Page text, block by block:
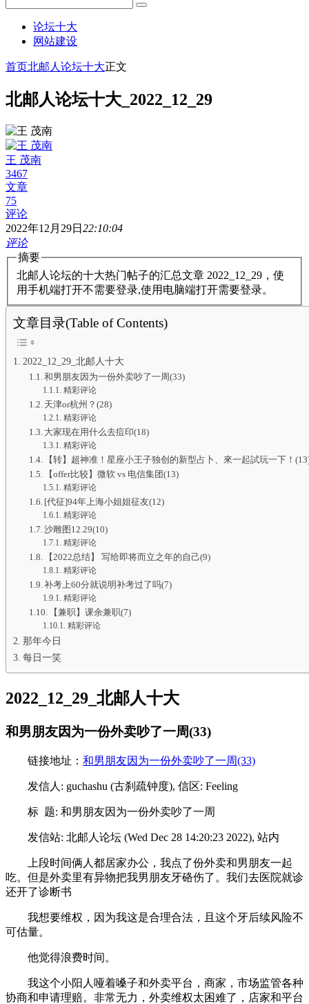
论坛十大
网站建设
首页北邮人论坛十大正文
北邮人论坛十大_2022_12_29
王 茂南
3467
文章
75
评论
2022年12月29日 22:10:04
评论
摘要
北邮人论坛的十大热门帖子的汇总文章 2022_12_29，使
用手机端打开不需要登录,使用电脑端打开需要登录。
文章目录(Table of Contents)
2022_12_29_北邮人十大
和男朋友因为一份外卖吵了一周(33)
精彩评论
天津or杭州？(28)
精彩评论
大家现在用什么去痘印(18)
精彩评论
【转】超神准！星座小王子独创的新型占卜、來一起試玩一下！
【offer比较】微软 vs 电信集团(13)
精彩评论
[代征]94年上海小姐姐征友(12)
精彩评论
沙雕图12.29(10)
精彩评论
【2022总结】 写给即将而立之年的自己(9)
精彩评论
补考上60分就说明补考过了吗(7)
精彩评论
【兼职】课余兼职(7)
精彩评论
那年今日
每日一笑
2022_12_29_北邮人十大
和男朋友因为一份外卖吵了一周(33)
链接地址： 和男朋友因为一份外卖吵了一周(33)
发信人: guchashu (古刹疏钟度), 信区: Feeling
标 题: 和男朋友因为一份外卖吵了一周
发信站: 北邮人论坛 (Wed Dec 28 14:20:23 2022), 站内
上段时间俩人都居家办公，我点了份外卖和男朋友一起
吃。但是外卖里有异物把我男朋友牙硌伤了。我们去医院就诊
还开了诊断书
我想要维权，因为我这是合理合法，且这个牙后续风险不
可估量。
他觉得浪费时间。
我这个小阳人哑着嗓子和外卖平台，商家，市场监管各种
协商和申请理赔。非常无力，外卖维权太困难了，店家和平台